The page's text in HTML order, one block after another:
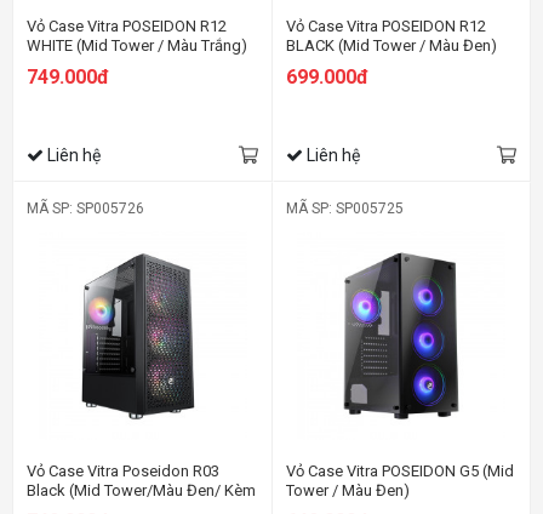
Vỏ Case Vitra POSEIDON R12
WHITE (Mid Tower / Màu Trắng)
749.000đ
Liên hệ
Vỏ Case Vitra POSEIDON R12
BLACK (Mid Tower / Màu Đen)
699.000đ
Liên hệ
MÃ SP: SP005726
Vỏ Case Vitra Poseidon R03
Black (Mid Tower/Màu Đen/ Kèm
3 Fan RGB )
MÃ SP: SP005725
Vỏ Case Vitra POSEIDON G5 (Mid
Tower / Màu Đen)